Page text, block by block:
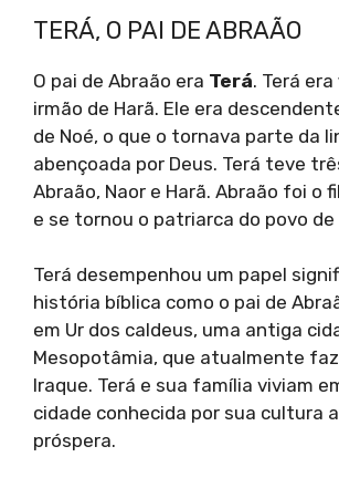
TERÁ, O PAI DE ABRAÃO
O pai de Abraão era Terá. Terá
irmão de Harã. Ele era
de Noé, o que o tornava parte da
abençoada por Deus. Terá teve
Abraão, Naor e Harã. Abraão foi o
e se tornou o patriarca do povo de
Terá desempenhou um papel
história bíblica como o pai de
em Ur dos caldeus, uma antiga
Mesopotâmia, que atualmente
Iraque. Terá e sua família viviam
cidade conhecida por sua cultura
próspera.